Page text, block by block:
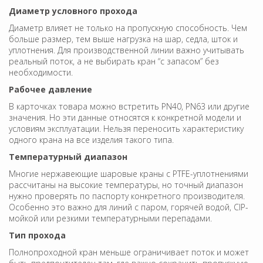
Диаметр условного прохода
Диаметр влияет не только на пропускную способность. Чем
больше размер, тем выше нагрузка на шар, седла, шток и
уплотнения. Для производственной линии важно учитывать
реальный поток, а не выбирать кран “с запасом” без
необходимости.
Рабочее давление
В карточках товара можно встретить PN40, PN63 или другие
значения. Но эти данные относятся к конкретной модели и
условиям эксплуатации. Нельзя переносить характеристику
одного крана на все изделия такого типа.
Температурный диапазон
Многие нержавеющие шаровые краны с PTFE-уплотнениями
рассчитаны на высокие температуры, но точный диапазон
нужно проверять по паспорту конкретного производителя.
Особенно это важно для линий с паром, горячей водой, CIP-
мойкой или резкими температурными перепадами.
Тип прохода
Полнопроходной кран меньше ограничивает поток и может